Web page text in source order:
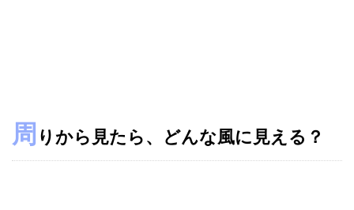
周 りから見たら、どんな風に見える？